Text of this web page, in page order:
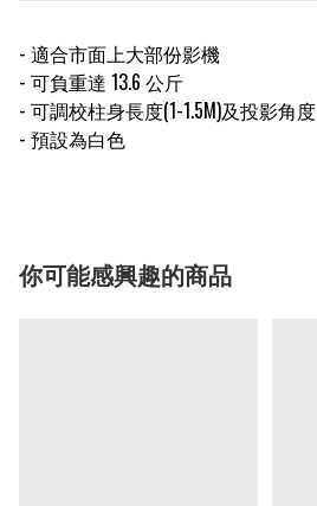
- 適合市面上大部份影機
- 可負重達 13.6 公斤
- 可調校柱身長度(1-1.5M)及投影角度
- 預設為白色
你可能感興趣的商品